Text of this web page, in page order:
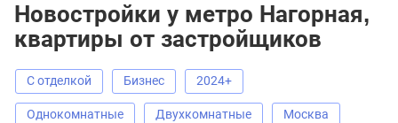
Новостройки у метро Нагорная,
квартиры от застройщиков
С отделкой Бизнес 2024+
Однокомнатные Двухкомнатные Москва